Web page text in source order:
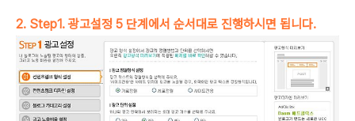
2. Step1. 광고설정 5 단계에서 순서대로 진행하시면 됩니다.